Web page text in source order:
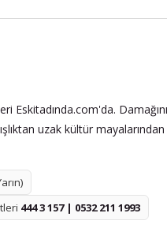
Eskitadında.com'da.
uzak kültür mayalarından
444 3 157 | 0532 211 1993